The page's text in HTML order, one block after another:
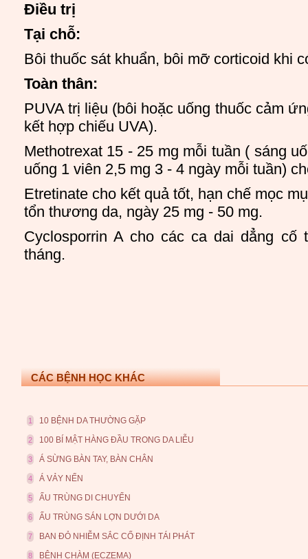
Điều trị
Tại chỗ:
Bôi thuốc sát khuẩn, bôi mỡ corticoid khi
Toàn thân:
PUVA trị liệu (bôi hoặc uống thuốc cảm
kết hợp chiếu UVA).
Methotrexat 15 - 25 mg mỗi tuần ( sáng
uống 1 viên 2,5 mg 3 - 4 ngày mỗi tuần)
Etretinate cho kết quả tốt, hạn chế mọc
tổn thương da, ngày 25 mg - 50 mg.
Cyclosporrin A cho các ca dai dẳng
tháng.
CÁC BỆNH HỌC KHÁC
1 10 BỆNH DA THƯỜNG GẶP
2 100 BÍ MẬT HÀNG ĐẦU TRONG DA LIỄU
3 Á SỪNG BÀN TAY, BÀN CHÂN
4 Á VẢY NẾN
5 ẤU TRÙNG DI CHUYỂN
6 ẤU TRÙNG SÁN LỢN DƯỚI DA
7 BAN ĐỎ NHIỄM SẮC CỐ ĐỊNH TÁI PHÁT
8 BỆNH CHÀM (ECZEMA)